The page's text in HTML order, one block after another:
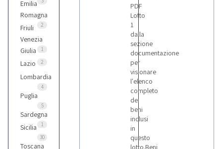
Emilia
Romagna
2
Friuli
Venezia
Giulia
1
Lazio 2
Lombardia
4
Puglia
5
Sardegna
1
Sicilia
30
Toscana
PDF
Lotto
1
dalla
sezione
documentazione
per
visionare
l'elenco
completo
dei
beni
inclusi
in
questo
lotto.Beni